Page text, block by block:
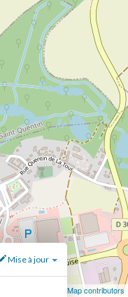
OpenStreetMap contributors
Mise à jour